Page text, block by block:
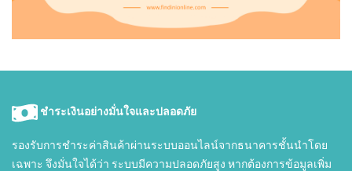
ชำระเงินอย่างมั่นใจและปลอดภัย
รองรับการชำระค่าสินค้าผ่านระบบออนไลน์จากธนาคารชั้นนำโดย
เฉพาะ จึงมั่นใจได้ว่า ระบบมีความปลอดภัยสูง หากต้องการข้อมูลเพิ่ม